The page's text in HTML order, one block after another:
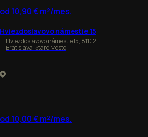
od 10,90 € m²/mes.
Hviezdoslavovo námestie 15
Hviezdoslavovo námestie 15, 81102
Bratislava-Staré Mesto
od 10,00 € m²/mes.